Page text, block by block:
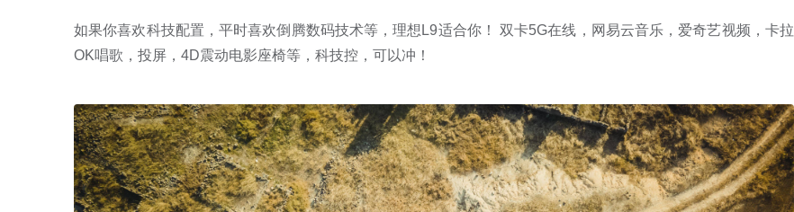
如果你喜欢科技配置，平时喜欢倒腾数码技术等，理想L9适合你！ 双卡5G在线，网易云音乐，爱奇艺视频，卡拉
OK唱歌，投屏，4D震动电影座椅等，科技控，可以冲！